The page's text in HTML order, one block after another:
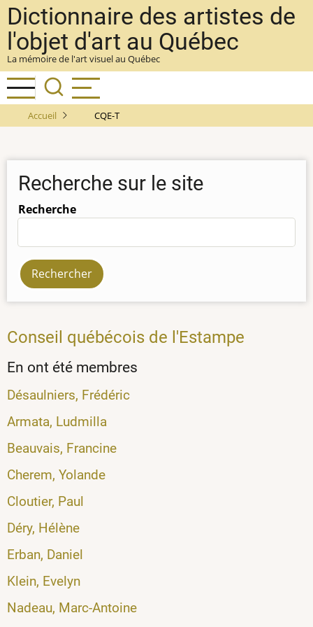
Aller
au
contenu
principal
Dictionnaire des artistes de
l'objet d'art au Québec
La mémoire de l'art visuel au Québec
Accueil CQE-T
Recherche sur le site
Recherche
Conseil québécois de l'Estampe
En ont été membres
Désaulniers, Frédéric
Armata, Ludmilla
Beauvais, Francine
Cherem, Yolande
Cloutier, Paul
Déry, Hélène
Erban, Daniel
Klein, Evelyn
Nadeau, Marc-Antoine